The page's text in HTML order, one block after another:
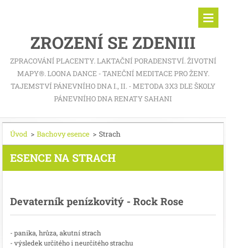
ZROZENÍ SE ZDENIII
ZPRACOVÁNÍ PLACENTY. LAKTAČNÍ PORADENSTVÍ. ŽIVOTNÍ
MAPY®. LOONA DANCE - TANEČNÍ MEDITACE PRO ŽENY.
TAJEMSTVÍ PÁNEVNÍHO DNA I., II. - METODA 3X3 DLE ŠKOLY
PÁNEVNÍHO DNA RENATY SAHANI
Úvod > Bachovy esence > Strach
ESENCE NA STRACH
Devaterník penízkovitý - Rock Rose
- panika, hrůza, akutní strach
- výsledek určitého i neurčitého strachu